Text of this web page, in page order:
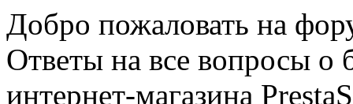
Добро пожаловать на
Ответы на все вопросы о
интернет-магазина